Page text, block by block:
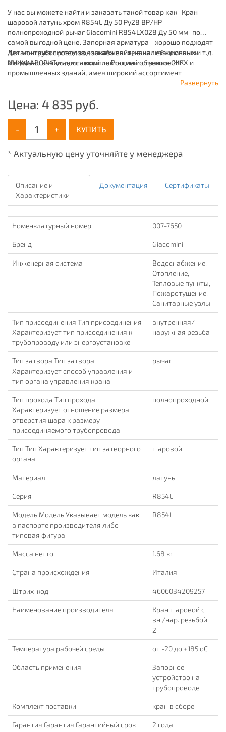
У нас вы можете найти и заказать такой товар как "Кран
шаровой латунь хром R854L Ду 50 Ру28 ВР/НР
полнопроходной рычаг Giacomini R854LX028 Ду 50 мм" по
самой выгодной цене. Запорная арматура - хорошо подходят
для монтажа систем водоснабжения, канализационных и т.д.
Мы давно занимаемся комплектацией объектов ЖКХ и
промышленных зданий, имея широкий ассортимент
Детали трубопроводов - заказывайте в нашей компании
ИНЖФАВОРИТ, с доставкой по России и странам СНГ.
Развернуть
Цена: 4 835 руб.
- + КУПИТЬ
* Актуальную цену уточняйте у менеджера
Описание и
Характеристики
Документация Сертификаты
Номенклатурный номер 007-7650
Бренд Giacomini
Инженерная система
Водоснабжение,
Отопление,
Тепловые пункты,
Пожаротушение,
Санитарные узлы
Тип присоединения Тип присоединения
Характеризует тип присоединения к
трубопроводу или энергоустановке
внутренняя/
наружная резьба
Тип затвора Тип затвора
Характеризует способ управления и
тип органа управления крана
рычаг
Тип прохода Тип прохода
Характеризует отношение размера
отверстия шара к размеру
присоединяемого трубопровода
полнопроходной
Тип Тип Характеризует тип затворного
органа
шаровой
Материал латунь
Серия R854L
Модель Модель Указывает модель как
в паспорте производителя либо
типовая фигура
R854L
Масса нетто 1.68 кг
Страна происхождения Италия
Штрих-код 4606034209257
Наименование производителя
Кран шаровой с
вн./нар. резьбой
2"
Температура рабочей среды от -20 до +185 oC
Область применения
Запорное
устройство на
трубопроводе
Комплект поставки кран в сборе
Гарантия Гарантия Гарантийный срок
2 года